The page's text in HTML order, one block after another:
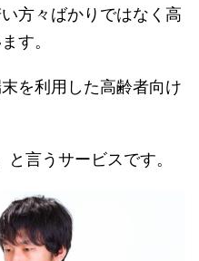
方々ばかりではなく高
す。
を利用した高齢者向け
言うサービスです。